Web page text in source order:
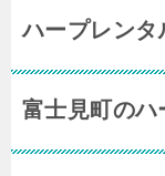
ハープレンタ
富士見町のハ